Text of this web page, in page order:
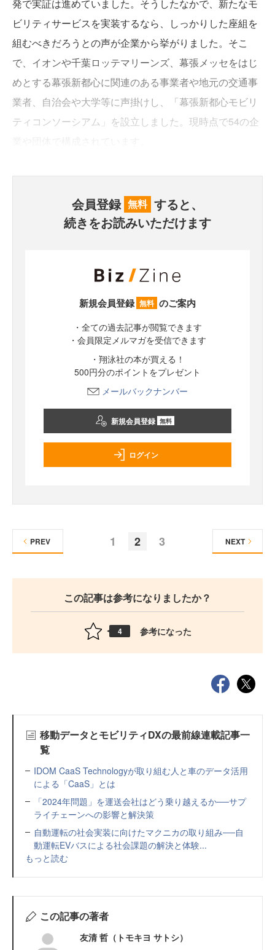
発で実証は進めていました。そうしたなかで、新たなモ
ビリティサービスを実装するなら、しっかりした座組を
組むべきだろうとの声が企業から挙がりました。そこ
で、イオンや千葉ロッテマリーンズ、幕張メッセをはじ
めとする幕張新都心に関連のある事業者や地元の交通事
業者、自治会や大学等に声掛けし、「幕張新都心モビリ
ティコンソーシアム」を設立しました。現時点で54の企
会員登録 無料 すると、
続きをお読みいただけます
新規会員登録 無料 のご案内
・全ての過去記事が閲覧できます
・会員限定メルマガを受信できます
・翔泳社の本が買える！
500円分のポイントをプレゼント
メールバックナンバー
新規会員登録 無料
ログイン
1 2 3
PREV NEXT
この記事は参考になりましたか？
4 参考になった
移動データとモビリティDXの最前線連載記事一
覧
IDOM CaaS Technologyが取り組む人と車のデータ活用
による「CaaS」とは
「2024年問題」を運送会社はどう乗り越えるか──サプ
ライチェーンへの影響と解決策
自動運転の社会実装に向けたマクニカの取り組み──自
動運転EVバスによる社会課題の解決と体験...
もっと読む
この記事の著者
友清 哲（トモキヨ サトシ）